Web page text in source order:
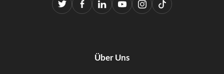
Über Uns